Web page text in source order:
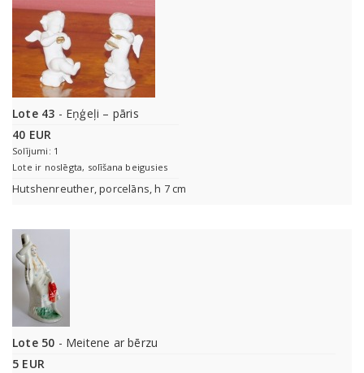
Lote 43 - Eņģeļi – pāris
40 EUR
Solījumi: 1
Lote ir noslēgta, solīšana beigusies
Hutshenreuther, porcelāns, h 7 cm
Lote 50 - Meitene ar bērzu
5 EUR